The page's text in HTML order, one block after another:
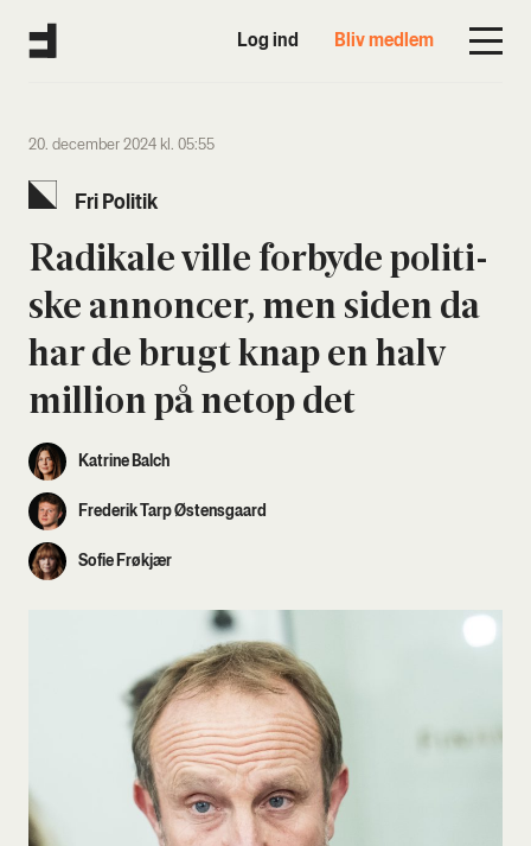
Log ind Bliv medlem
20. december 2024 kl. 05:55
Fri Poli­tik
Radi­ka­le vil­le for­by­de poli­ti­
ske annon­cer, men siden da
har de brugt knap en halv
mil­li­on på net­op det
Katrine Balch
Frederik Tarp Østensgaard
Sofie Frøkjær